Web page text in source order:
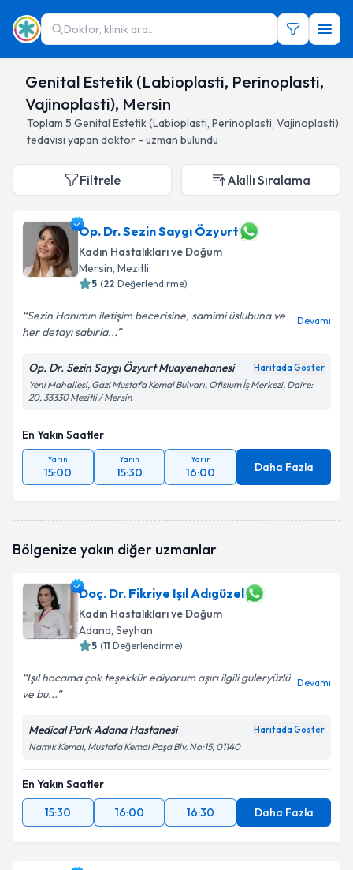
Doktor, klinik ara...
Genital Estetik (Labioplasti, Perinoplasti,
Vajinoplasti), Mersin
Toplam 5 Genital Estetik (Labioplasti, Perinoplasti, Vajinoplasti)
tedavisi yapan doktor - uzman bulundu
Filtrele Akıllı Sıralama
Op. Dr. Sezin Saygı Özyurt
Kadın Hastalıkları ve Doğum
Mersin, Mezitli
5 (22 Değerlendirme)
Sezin Hanımın iletişim becerisine, samimi üslubuna ve
her detayı sabırla...
Devamı
Op. Dr. Sezin Saygı Özyurt Muayenehanesi Haritada Göster
Yeni Mahallesi, Gazi Mustafa Kemal Bulvarı, Ofisium İş Merkezi, Daire:
20, 33330 Mezitli / Mersin
En Yakın Saatler
Yarın
15:00
Yarın
15:30
Yarın
16:00 Daha Fazla
Bölgenize yakın diğer uzmanlar
Doç. Dr. Fikriye Işıl Adıgüzel
Kadın Hastalıkları ve Doğum
Adana, Seyhan
5 (11 Değerlendirme)
Işıl hocama çok teşekkür ediyorum aşırı ilgili guleryüzlü
ve bu...
Devamı
Medical Park Adana Hastanesi Haritada Göster
Namık Kemal, Mustafa Kemal Paşa Blv. No:15, 01140
En Yakın Saatler
15:30
16:00 16:30 Daha Fazla